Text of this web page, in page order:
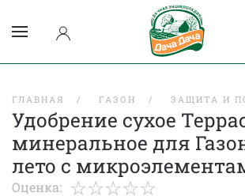
ГЛАВНАЯ ГАЗОН ЗАЩИТА И
Удобрение сухое
минеральное для
лето с
Оценка: